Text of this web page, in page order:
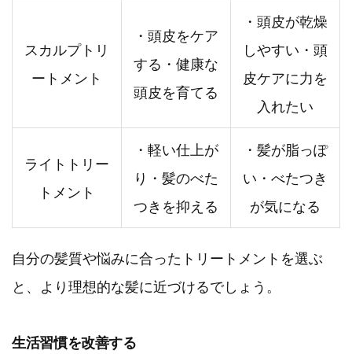
スカルプトリ
ートメント
・頭皮をケア
する・健康な
頭皮を育てる
・頭皮が乾燥
しやすい・頭
皮ケアに力を
入れたい
ライトトリー
トメント
・軽い仕上が
り・髪のべた
つきを抑える
・髪が脂っぽ
い・べたつき
が気になる
自分の髪質や悩みに合ったトリートメントを選ぶ
と、より理想的な髪に近づけるでしょう。
生活習慣を改善する